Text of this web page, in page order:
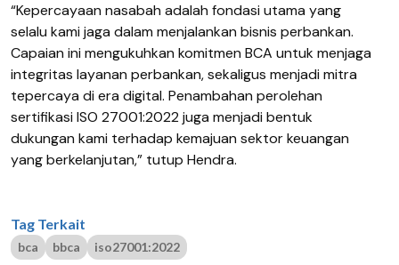
“Kepercayaan nasabah adalah fondasi utama yang
selalu kami jaga dalam menjalankan bisnis perbankan.
Capaian ini mengukuhkan komitmen BCA untuk menjaga
integritas layanan perbankan, sekaligus menjadi mitra
tepercaya di era digital. Penambahan perolehan
sertifikasi ISO 27001:2022 juga menjadi bentuk
dukungan kami terhadap kemajuan sektor keuangan
yang berkelanjutan,” tutup Hendra.
Tag Terkait
bca bbca iso27001:2022